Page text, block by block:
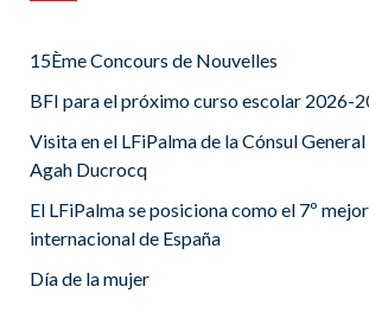
15Ème Concours de Nouvelles
BFI para el próximo curso escolar 2026-
Visita en el LFiPalma de la Cónsul
Agah Ducrocq
El LFiPalma se posiciona como el 7º
internacional de España
Día de la mujer